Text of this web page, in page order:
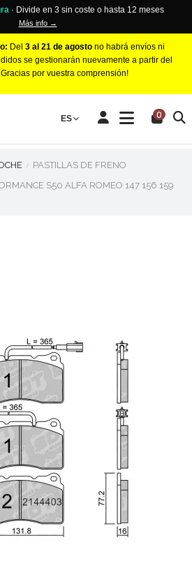
· Divide en 3 sin coste o hasta 12 meses
Más info →
Del 3 al 21 de agostono habrá envíos ni
se gestionarán nuevamente a partir del
por vuestra comprensión!
ES 0
PASTILLAS DE FRENO
S50 ALFA ROMEO 147 156 159